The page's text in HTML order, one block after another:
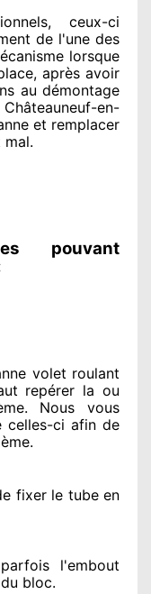
, ceux-ci
de l'une des
lorsque
, après avoir
au démontage
en-
et remplacer
mal.
pouvant
volet roulant
repérer la ou
. Nous vous
celles-ci afin de
.
fixer le tube en
l'embout
bloc.